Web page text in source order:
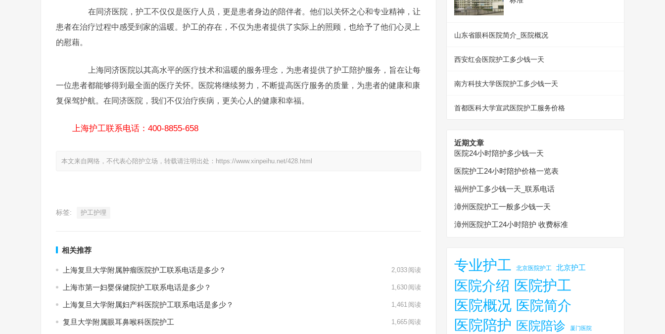
在同济医院，护工不仅仅是医疗人员，更是患者身边的陪伴者。他们以关怀之心和专业精神，让
患者在治疗过程中感受到家的温暖。护工的存在，不仅为患者提供了实际上的照顾，也给予了他们心灵上
的慰藉。
上海同济医院以其高水平的医疗技术和温暖的服务理念，为患者提供了护工陪护服务，旨在让每
一位患者都能够得到最全面的医疗关怀。医院将继续努力，不断提高医疗服务的质量，为患者的健康和康
复保驾护航。在同济医院，我们不仅治疗疾病，更关心人的健康和幸福。
上海护工联系电话：400-8855-658
本文来自网络，不代表心陪护立场，转载请注明出处：https://www.xinpeihu.net/428.html
标签: 护工护理
相关推荐
上海复旦大学附属肿瘤医院护工联系电话是多少？ 2,033 阅读
上海市第一妇婴保健院护工联系电话是多少？ 1,630 阅读
上海复旦大学附属妇产科医院护工联系电话是多少？ 1,461 阅读
复旦大学附属眼耳鼻喉科医院护工 1,665 阅读
山东省眼科医院简介_医院概况
西安红会医院护工多少钱一天
南方科技大学医院护工多少钱一天
首都医科大学宣武医院护工服务价格
近期文章
医院24小时陪护多少钱一天
医院护工24小时陪护价格一览表
福州护工多少钱一天_联系电话
漳州医院护工一般多少钱一天
漳州医院护工24小时陪护 收费标准
专业护工 北京医院护工 北京护工
医院介绍 医院护工
医院概况 医院简介
医院陪护 医院陪诊 厦门医院